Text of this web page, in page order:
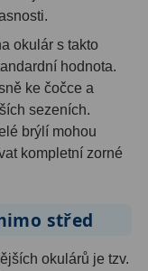
okulár s takto
hodnota.
ke čočce a
sezeních.
brýlí mohou
kompletní zorné
střed
okulárů je tzv.